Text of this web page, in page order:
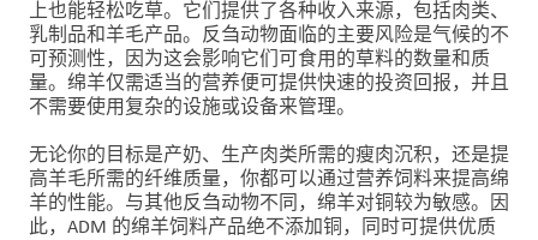
上也能轻松吃草。它们提供了各种收入来源，包括肉类、
乳制品和羊毛产品。反刍动物面临的主要风险是气候的不
可预测性，因为这会影响它们可食用的草料的数量和质
量。绵羊仅需适当的营养便可提供快速的投资回报，并且
不需要使用复杂的设施或设备来管理。
无论你的目标是产奶、生产肉类所需的瘦肉沉积，还是提
高羊毛所需的纤维质量，你都可以通过营养饲料来提高绵
羊的性能。与其他反刍动物不同，绵羊对铜较为敏感。因
此，ADM 的绵羊饲料产品绝不添加铜，同时可提供优质